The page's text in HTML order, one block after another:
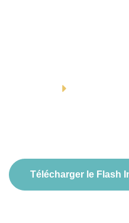
Télécharger le Flash